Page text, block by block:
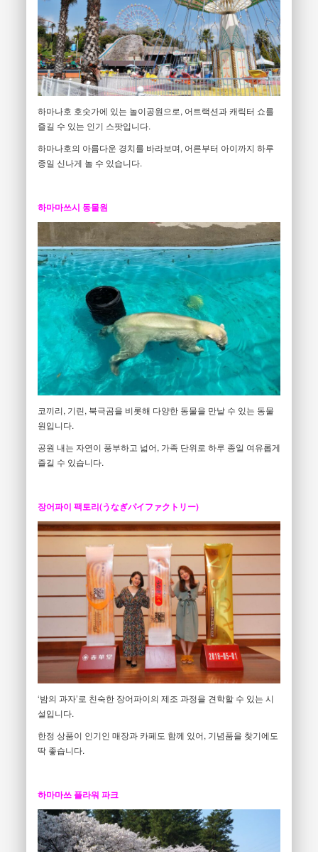
하마나호 호숫가에 있는 놀이공원으로, 어트랙션과 캐릭터 쇼를
즐길 수 있는 인기 스팟입니다.
하마나호의 아름다운 경치를 바라보며, 어른부터 아이까지 하루
종일 신나게 놀 수 있습니다.
하마마쓰시 동물원
코끼리, 기린, 북극곰을 비롯해 다양한 동물을 만날 수 있는 동물
원입니다.
공원 내는 자연이 풍부하고 넓어, 가족 단위로 하루 종일 여유롭게
즐길 수 있습니다.
장어파이 팩토리(うなぎパイファクトリー)
‘밤의 과자’로 친숙한 장어파이의 제조 과정을 견학할 수 있는 시
설입니다.
한정 상품이 인기인 매장과 카페도 함께 있어, 기념품을 찾기에도
딱 좋습니다.
하마마쓰 플라워 파크